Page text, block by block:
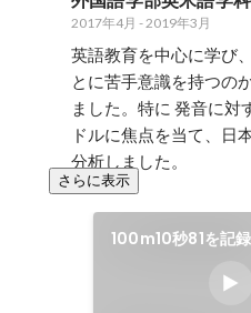
2017年4月 -2019年3月
英語教育を中心に学び
とに苦手意識を持つの
ました。特に 発音に対
ドルに焦点を当て、日
分析しました。
さらに表示
100m10秒81を記録